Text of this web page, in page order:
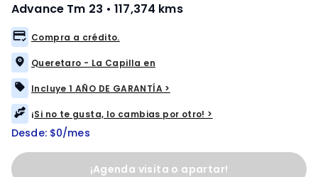
Advance Tm 23 • 117,374 kms
Compra a crédito.
Queretaro - La Capilla en
Incluye 1 AÑO DE GARANTÍA >
¡Si no te gusta, lo cambias por otro! >
Desde: $0/mes
¡Agenda visita o apartar!